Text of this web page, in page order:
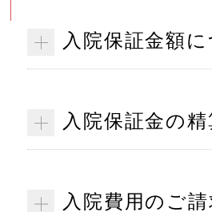
入院保証金額
入院保証金の
入院費用のご